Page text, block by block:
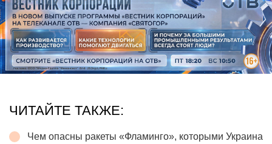
ЧИТАЙТЕ ТАКЖЕ:
Чем опасны ракеты «Фламинго», которыми Украина